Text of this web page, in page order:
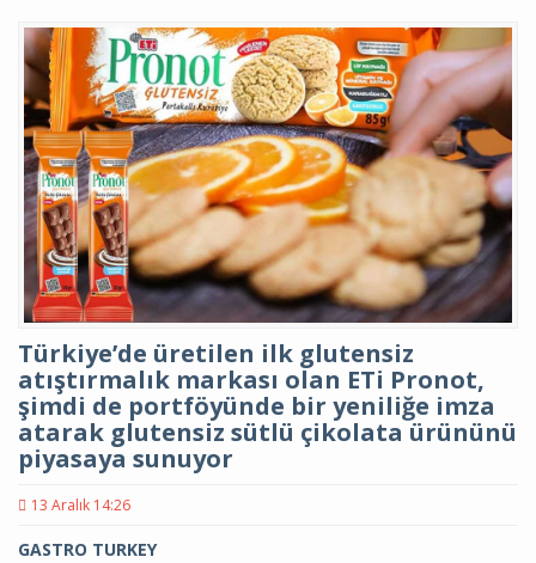
Türkiye’de üretilen ilk glutensiz
atıştırmalık markası olan ETi Pronot,
şimdi de portföyünde bir yeniliğe imza
atarak glutensiz sütlü çikolata ürününü
piyasaya sunuyor
13 Aralık 14:26
GASTRO TURKEY